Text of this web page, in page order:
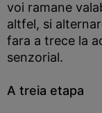
voi ramane
altfel, si
fara a trece la
senzorial.
A treia etapa